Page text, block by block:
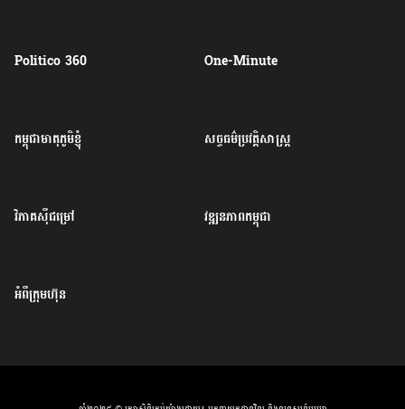
Politico 360 One-Minute
កម្ពុជាមាតុភូមិខ្ញុំ សច្ចធម៌ប្រវត្តិសាស្ត្រ
វិភាគសុីជម្រៅ វឌ្ឍនភាពកម្ពុជា
អំពីក្រុមហ៊ុន